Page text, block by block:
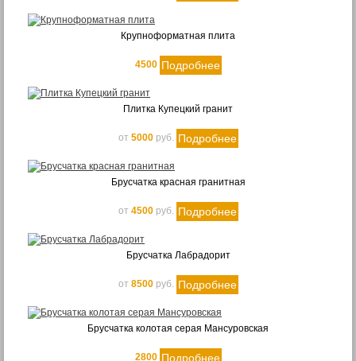
Крупноформатная плита
4500 Подробнее
Плитка Купецкий гранит
от 5000руб. Подробнее
Брусчатка красная гранитная
от 4500руб. Подробнее
Брусчатка Лабрадорит
от 8500руб. Подробнее
Брусчатка колотая серая Мансуровская
2800 Подробнее
Термообработанная
Галтованная
Облицовка
Цоколь
30 мм